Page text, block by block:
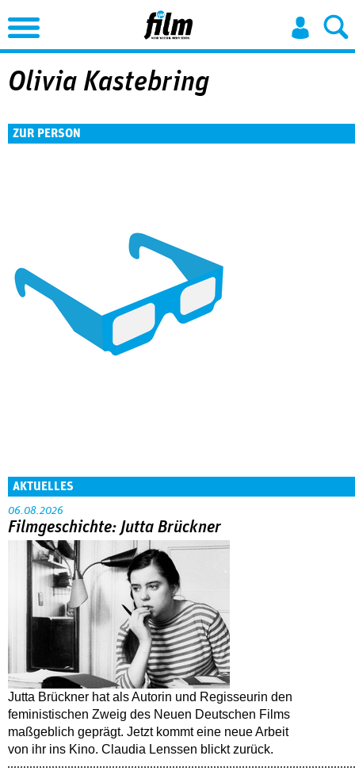
Jump to Navigation
Olivia Kastebring
ZUR PERSON
AKTUELLES
06.08.2026
Filmgeschichte: Jutta Brückner
Jutta Brückner hat als Autorin und Regisseurin den
feministischen Zweig des Neuen Deutschen Films
maßgeblich geprägt. Jetzt kommt eine neue Arbeit
von ihr ins Kino. Claudia Lenssen blickt zurück.